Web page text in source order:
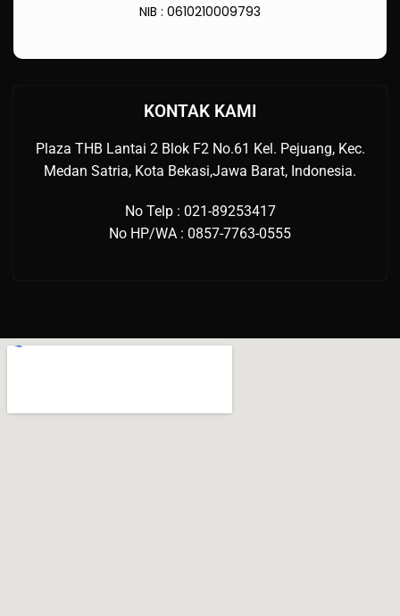
NIB : 0610210009793
KONTAK KAMI
Plaza THB Lantai 2 Blok F2 No.61 Kel. Pejuang, Kec.
Medan Satria, Kota Bekasi,Jawa Barat, Indonesia.
No Telp : 021-89253417
No HP/WA : 0857-7763-0555